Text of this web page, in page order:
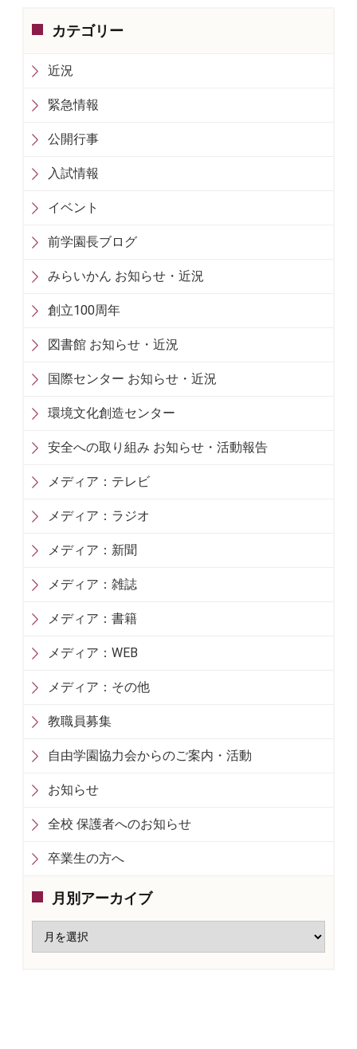
カテゴリー
近況
緊急情報
公開行事
入試情報
イベント
前学園長ブログ
みらいかん お知らせ・近況
創立100周年
図書館 お知らせ・近況
国際センター お知らせ・近況
環境文化創造センター
安全への取り組み お知らせ・活動報告
メディア：テレビ
メディア：ラジオ
メディア：新聞
メディア：雑誌
メディア：書籍
メディア：WEB
メディア：その他
教職員募集
自由学園協力会からのご案内・活動
お知らせ
全校 保護者へのお知らせ
卒業生の方へ
月別アーカイブ